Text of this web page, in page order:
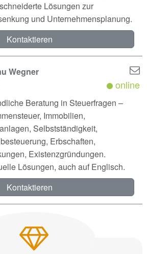
Lösungen zur
und Unternehmensplanung.
Kontaktieren
Wegner
online
Beratung in Steuerfragen –
Immobilien,
Selbstständigkeit,
Erbschaften,
Existenzgründungen.
Lösungen, auch auf Englisch.
Kontaktieren